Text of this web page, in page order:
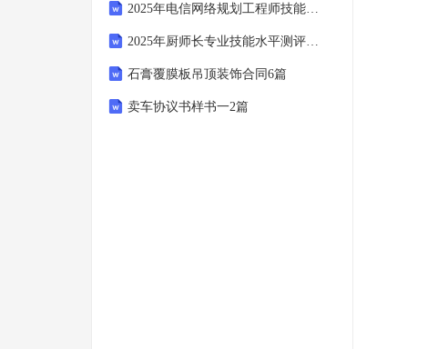
2025年电信网络规划工程师技能竞赛试题及答案解析
2025年厨师长专业技能水平测评试题及答案解析
石膏覆膜板吊顶装饰合同6篇
卖车协议书样书一2篇